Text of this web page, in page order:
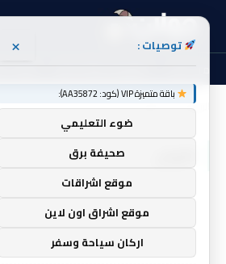
من نحن الشروط والأحكام إخلاء
الرئيسية » الأوان
توصيات : ×
باقة متميزة VIP (كود: AA35872):
ضوء التعليمي
صحيفة برق
موقع اشراقات
موقع اشراق اون لاين
اركان سياحة وسفر